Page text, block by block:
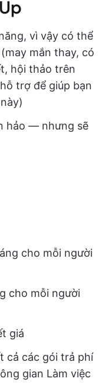
vì vậy có thể
mắn thay, có
hội thảo trên
trợ để giúp bạn
hảo — nhưng sẽ
cho mỗi người
cho mỗi người
giá
cả các gói trả phí
gian Làm việc